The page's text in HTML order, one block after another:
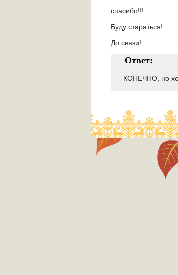
спасибо!!!
Буду стараться!
До связи!
Ответ:
КОНЕЧНО, но